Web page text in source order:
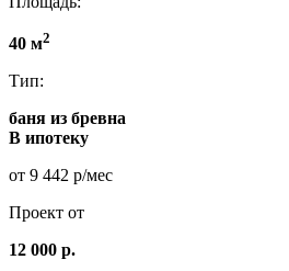
40 м2
Тип:
баня из бревна
В ипотеку
от 9 442 р/мес
Проект от
12 000 р.